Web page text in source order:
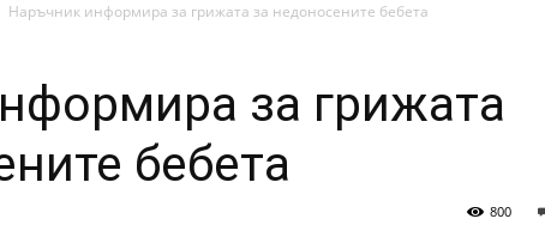
Наръчник информира за грижата за недоносените бебета
за грижата
бебета
800